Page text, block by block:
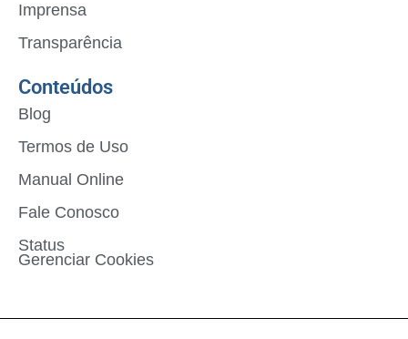
Imprensa
Transparência
Conteúdos
Blog
Termos de Uso
Manual Online
Fale Conosco
Status
Gerenciar Cookies